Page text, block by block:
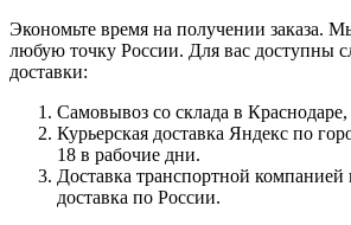
Экономьте время на получении заказа.
любую точку России. Для вас доступны
доставки:
Самовывоз со склада в
Курьерская доставка Яндекс по
18 в рабочие дни.
Доставка транспортной компанией
доставка по России.